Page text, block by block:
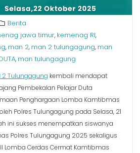
Berita
jawa timur, kemenag RI,
, man 2, man 2 tulungagung, man
, man tulungagung
2 Tulungagung kembali mendapat
Pembekalan Pelajar Duta
Penghargaan Lomba Kamtibmas
Polres Tulungagung pada Selasa, 21
ini sukses menempatkan siswanya
Polres Tulungagung 2025 sekaligus
Lomba Cerdas Cermat Kamtibmas